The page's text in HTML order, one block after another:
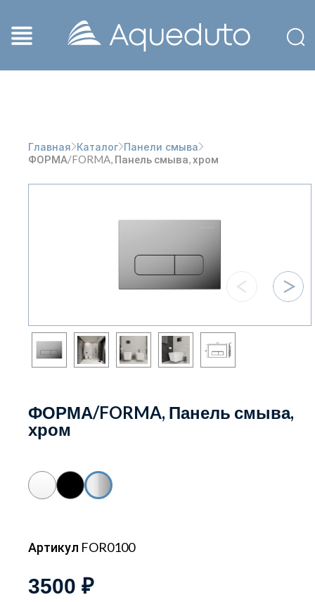
Главная Каталог Панели смыва
ФОРМА/FORMA, Панель смыва, хром
ФОРМА/FORMA, Панель смыва,
хром
Артикул FOR0100
3500 ₽